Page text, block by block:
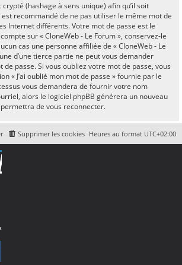
(hashage à sens unique) afin qu’il soit
recommandé de ne pas utiliser le même mot de
Internet différents. Votre mot de passe est le
sur « CloneWeb - Le Forum », conservez-le
cas une personne affiliée de « CloneWeb - Le
d’une tierce partie ne peut vous demander
passe. Si vous oubliez votre mot de passe, vous
« J’ai oublié mon mot de passe » fournie par le
vous demandera de fournir votre nom
alors le logiciel phpBB générera un nouveau
de vous reconnecter.
Heures au format UTC+02:00
Supprimer les cookies